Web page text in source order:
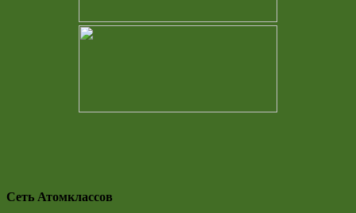
Сеть Атомклассов